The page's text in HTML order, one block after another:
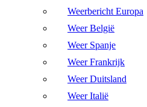
Weerbericht Europa
Weer België
Weer Spanje
Weer Frankrijk
Weer Duitsland
Weer Italië